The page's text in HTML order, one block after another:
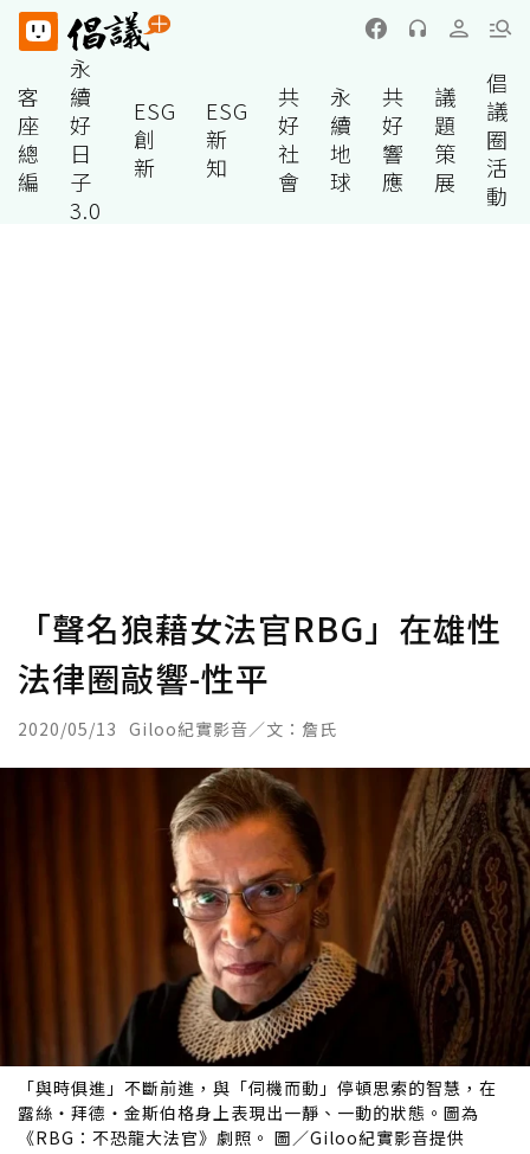
客
座
總
編
永
續
好
日
子
3.0
ESG
創
新
ESG
新
知
共
好
社
會
永
續
地
球
共
好
響
應
議
題
策
展
倡
議
圈
活
動
「聲名狼藉女法官RBG」在雄性
法律圈敲響-性平
2020/05/13 Giloo紀實影音／文：詹氏
「與時俱進」不斷前進，與「伺機而動」停頓思索的智慧，在
露絲・拜德・金斯伯格身上表現出一靜、一動的狀態。圖為
《RBG：不恐龍大法官》劇照。 圖／Giloo紀實影音提供